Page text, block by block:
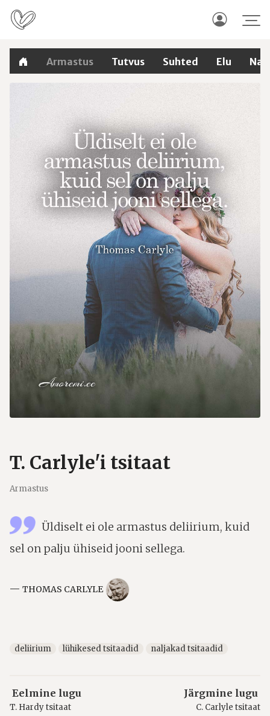
Armastus Tutvus Suhted Elu
T. Carlyle'i tsitaat
Armastus
Üldiselt ei ole armastus deliirium, kuid
sel on palju ühiseid jooni sellega.
— THOMAS CARLYLE
deliirium lühikesed tsitaadid naljakad tsitaadid
Eelmine lugu
T. Hardy tsitaat
Järgmine lugu
C. Carlyle tsitaat